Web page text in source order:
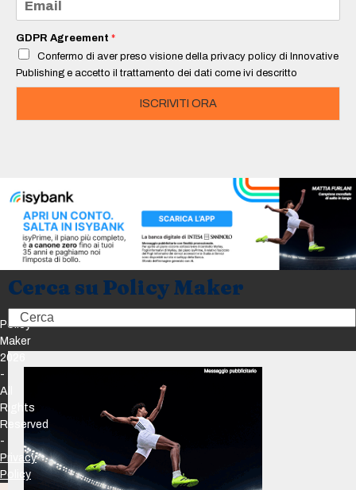
a
i
*
GDPR Agreement *
Confermo di aver preso visione della privacy policy di Innovative
Publishing e accetto il trattamento dei dati come ivi descritto
ISCRIVITI ORA
Cerca su Policy Maker
Search
Policy
Maker
2026
-
All
Rights
Reserved
-
Privacy
Policy